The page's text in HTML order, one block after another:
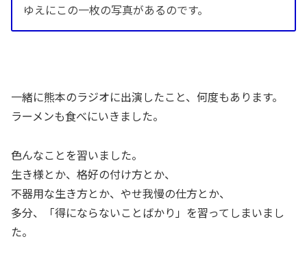
ゆえにこの一枚の写真があるのです。
一緒に熊本のラジオに出演したこと、何度もあります。
ラーメンも食べにいきました。
色んなことを習いました。
生き様とか、格好の付け方とか、
不器用な生き方とか、やせ我慢の仕方とか、
多分、「得にならないことばかり」を習ってしまいまし
た。